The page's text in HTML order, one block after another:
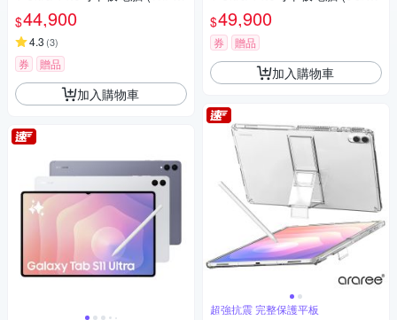
2G/512GB)X930
$44,900
4.3 (3)
券 贈品
加入購物車
G/512GB)X936B
$49,900
券 贈品
加入購物車
超強抗震 完整保護平板